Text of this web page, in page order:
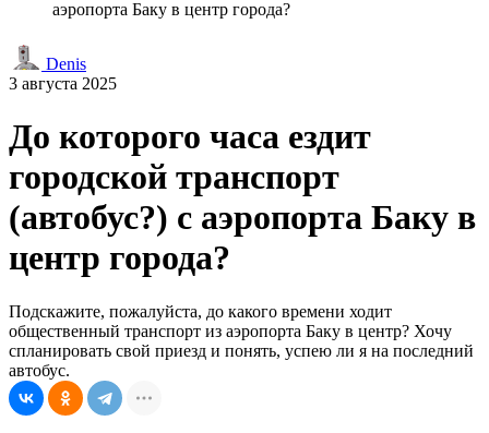
аэропорта Баку в центр города?
Denis
3 августа 2025
До которого часа ездит
городской транспорт
(автобус?) с аэропорта Баку в
центр города?
Подскажите, пожалуйста, до какого времени ходит
общественный транспорт из аэропорта Баку в центр? Хочу
спланировать свой приезд и понять, успею ли я на последний
автобус.